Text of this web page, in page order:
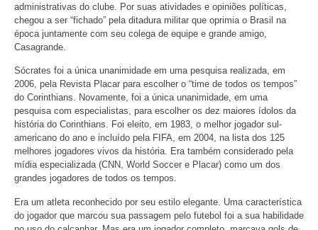
administrativas do clube. Por suas atividades e opiniões políticas,
chegou a ser “fichado” pela ditadura militar que oprimia o Brasil na
época juntamente com seu colega de equipe e grande amigo,
Casagrande.
Sócrates foi a única unanimidade em uma pesquisa realizada, em
2006, pela Revista Placar para escolher o “time de todos os tempos”
do Corinthians. Novamente, foi a única unanimidade, em uma
pesquisa com especialistas, para escolher os dez maiores ídolos da
história do Corinthians. Foi eleito, em 1983, o melhor jogador sul-
americano do ano e incluído pela FIFA, em 2004, na lista dos 125
melhores jogadores vivos da história. Era também considerado pela
mídia especializada (CNN, World Soccer e Placar) como um dos
grandes jogadores de todos os tempos.
Era um atleta reconhecido por seu estilo elegante. Uma característica
do jogador que marcou sua passagem pelo futebol foi a sua habilidade